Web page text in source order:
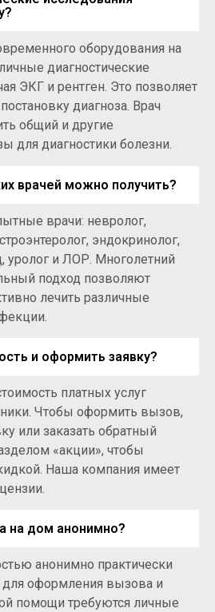
оборудования на
диагностические
ЭКГ и рентген. Это позволяет
диагноза. Врач
общий и другие
для диагностики болезни.
врачей можно получить?
врачи: невролог,
эндокринолог,
уролог и ЛОР. Многолетний
подход позволяют
лечить различные
и оформить заявку?
платных услуг
Чтобы оформить вызов,
или заказать обратный
«акции», чтобы
Наша компания имеет
на дом анонимно?
анонимно практически
оформления вызова и
помощи требуются личные